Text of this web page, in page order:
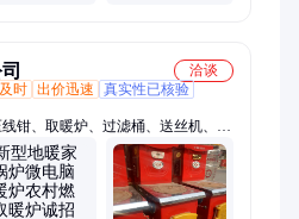
洽谈
时 出价迅速
真实性已核验
钳、取暖炉、过滤桶、送丝机、球
斯、起车架、分散机、测量仪、锂
器、储水桶、干磨机、炒茶机、风
浆机、原汁机、粉碎机